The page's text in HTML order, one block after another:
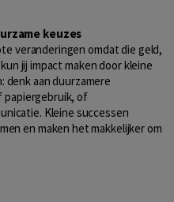
keuzes
veranderingen omdat die geld,
jij impact maken door kleine
aan duurzamere
of
Kleine successen
en maken het makkelijker om